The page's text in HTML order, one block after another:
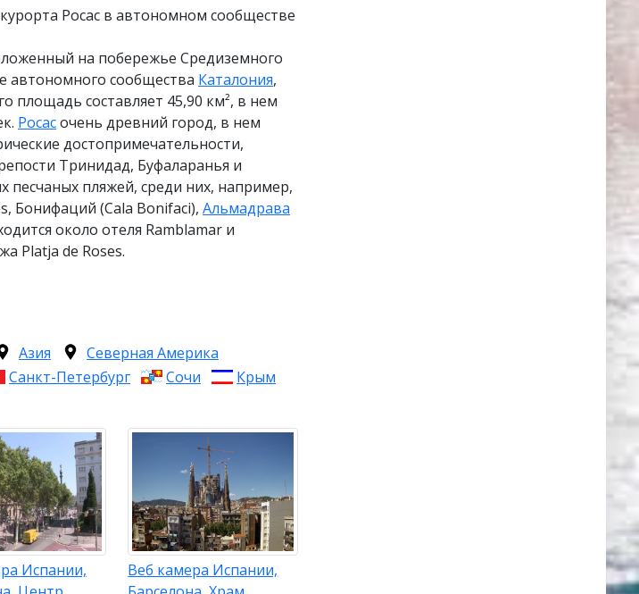
Росас в автономном сообществе
на побережье Средиземного
автономного сообщества Каталония,
площадь составляет 45,90 км², в нем
Росасочень древний город, в нем
достопримечательности,
Тринидад, Буфаларанья и
песчаных пляжей, среди них, например,
Бонифаций (Cala Bonifaci), Альмадрава
около отеля Ramblamar и
Platja de Roses.
Азия
Северная Америка
Санкт-Петербург Сочи
Крым
Испании,
Веб камера Испании,